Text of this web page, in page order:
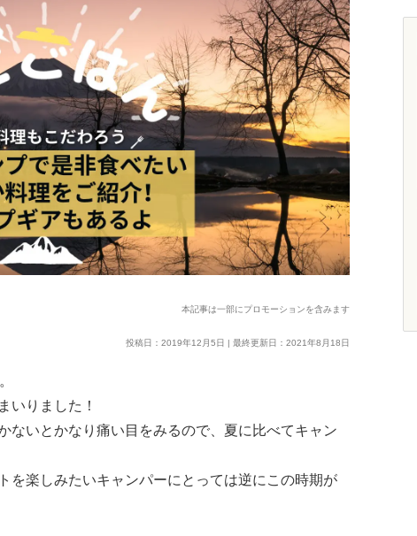
本記事は一部にプロモーションを含みます
投稿日：2019年12月5日 | 最終更新日：2021年8月18日
いりました！
ないとかなり痛い目をみるので、夏に比べてキャン
を楽しみたいキャンパーにとっては逆にこの時期が